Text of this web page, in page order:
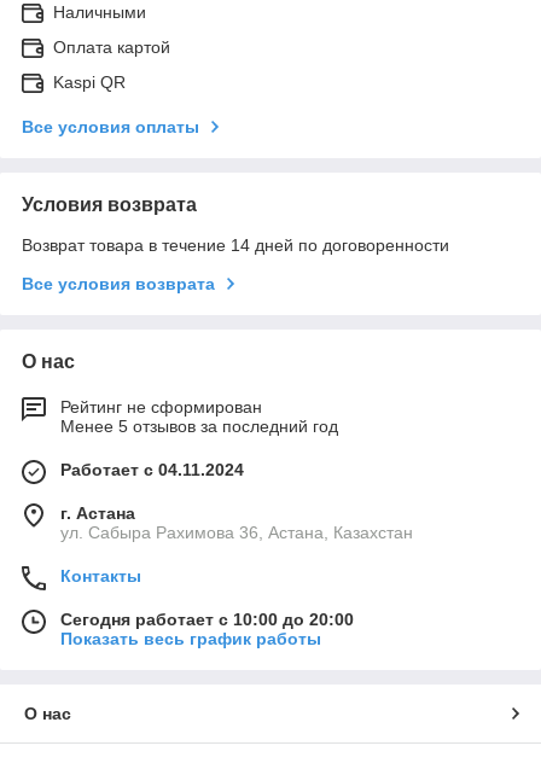
Наличными
Оплата картой
Kaspi QR
Все условия оплаты
Условия возврата
Возврат товара в течение 14 дней по договоренности
Все условия возврата
О нас
Рейтинг не сформирован
Менее 5 отзывов за последний год
Работает с 04.11.2024
г. Астана
ул. Сабыра Рахимова 36, Астана, Казахстан
Контакты
Сегодня работает с 10:00 до 20:00
Показать весь график работы
О нас